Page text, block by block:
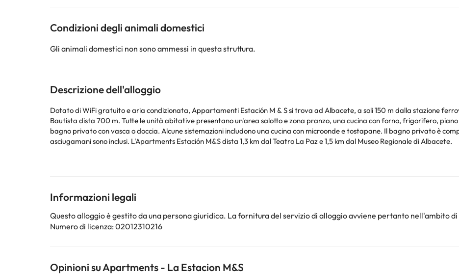
Condizioni degli animali domestici
Gli animali domestici non sono ammessi in questa struttura.
Descrizione dell'alloggio
Dotato di WiFi gratuito e aria condizionata, Appartamenti Estación M & S si trova ad Albacete, a soli 150 m dalla stazione
Bautista dista 700 m. Tutte le unità abitative presentano un'area salotto e zona pranzo, una cucina con forno, frigorifero, piano cottura e macchina da caffè, lenzuola e un
bagno privato con vasca o doccia. Alcune sistemazioni includono una cucina con microonde e tostapane. Il bagno privato è
asciugamani sono inclusi. L'Apartments Estación M&S dista 1,3 km dal Teatro La Paz e 1,5 km dal Museo Regionale di Albacete.
check-in gli ospiti devono esibire un documento d'identità con foto e una carta di credito. Siete pregati di notare che le
sono soggette a modifiche da parte della struttura. Se hai dubbi, contattaci.
Informazioni legali
Questo alloggio è gestito da una persona giuridica. La fornitura del servizio di alloggio avviene pertanto nell'ambito
Numero di licenza: 02012310216
Opinioni su Apartments - La Estacion M&S